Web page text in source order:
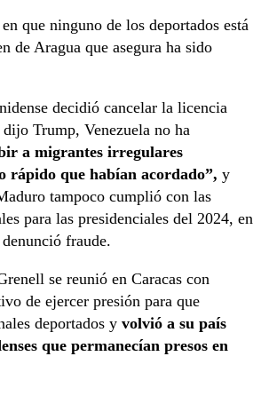
que ninguno de los deportados está
de Aragua que asegura ha sido
decidió cancelar la licencia
Trump, Venezuela no ha
a migrantes irregulares
rápido que habían acordado”, y
tampoco cumplió con las
para las presidenciales del 2024, en
fraude.
se reunió en Caracas con
de ejercer presión para que
deportados y volvió a su país
que permanecían presos en